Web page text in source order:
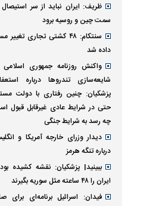
ظریف: ایران نباید از سر استیصال
سمت چین و روسیه برود
سنتکام: ۴۸ کشتی تجاری تغییر
داده شد
واکنش روزنامه جمهوری اسلامی
شایعه‌سازی تندروها درباره
پزشکیان: چنین رفتاری با دولت
حتی در شرایط عادی غیرقابل قبول
چه رسد به شرایط جنگی
دیدار وزرای خارجه آمریکا و
درباره تنگه هرمز
ببینید| پزشکیان: نقشه کشیده
ایران را ۴۸ ساعته مثل سوریه بگیرند
فیدان: اسرائیل برنامه‌ای برای